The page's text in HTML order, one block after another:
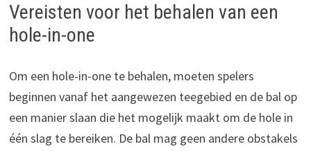
Vereisten voor het behalen van een
hole-in-one
Om een hole-in-one te behalen, moeten spelers
beginnen vanaf het aangewezen teegebied en de bal op
een manier slaan die het mogelijk maakt om de hole in
één slag te bereiken. De bal mag geen andere obstakels